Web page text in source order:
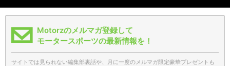
Motorzのメルマガ登録して
モータースポーツの最新情報を！
サイトでは見られない編集部裏話や、月に一度のメルマガ限定豪華プレゼントも